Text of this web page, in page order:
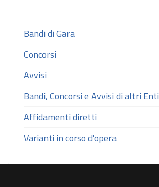
Bandi di Gara
Concorsi
Avvisi
Bandi, Concorsi e Avvisi di altri Enti
Affidamenti diretti
Varianti in corso d'opera